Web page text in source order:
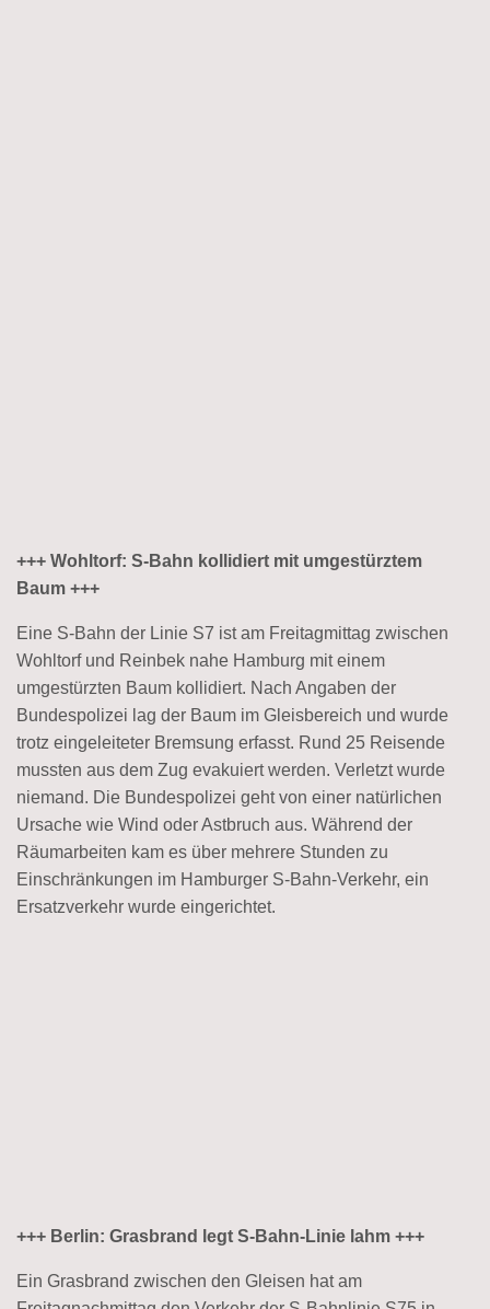
+++ Wohltorf: S-Bahn kollidiert mit umgestürztem
Baum +++
Eine S-Bahn der Linie S7 ist am Freitagmittag zwischen
Wohltorf und Reinbek nahe Hamburg mit einem
umgestürzten Baum kollidiert. Nach Angaben der
Bundespolizei lag der Baum im Gleisbereich und wurde
trotz eingeleiteter Bremsung erfasst. Rund 25 Reisende
mussten aus dem Zug evakuiert werden. Verletzt wurde
niemand. Die Bundespolizei geht von einer natürlichen
Ursache wie Wind oder Astbruch aus. Während der
Räumarbeiten kam es über mehrere Stunden zu
Einschränkungen im Hamburger S-Bahn-Verkehr, ein
Ersatzverkehr wurde eingerichtet.
+++ Berlin: Grasbrand legt S-Bahn-Linie lahm +++
Ein Grasbrand zwischen den Gleisen hat am